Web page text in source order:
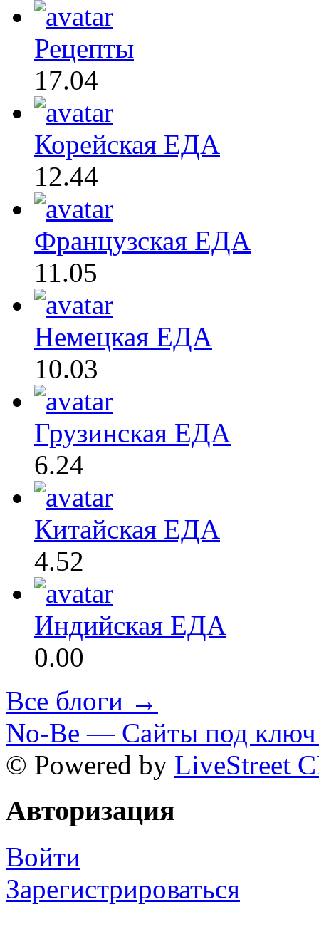
Рецепты
17.04
Корейская ЕДА
12.44
Французская ЕДА
11.05
Немецкая ЕДА
10.03
Грузинская ЕДА
6.24
Китайская ЕДА
4.52
Индийская ЕДА
0.00
Все блоги →
No-Be — Сайты под ключ
© Powered by LiveStreet
Авторизация
Войти
Зарегистрироваться